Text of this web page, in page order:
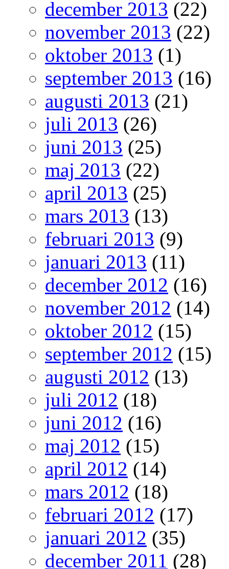
december 2013 (22)
november 2013 (22)
oktober 2013 (1)
september 2013 (16)
augusti 2013 (21)
juli 2013 (26)
juni 2013 (25)
maj 2013 (22)
april 2013 (25)
mars 2013 (13)
februari 2013 (9)
januari 2013 (11)
december 2012 (16)
november 2012 (14)
oktober 2012 (15)
september 2012 (15)
augusti 2012 (13)
juli 2012 (18)
juni 2012 (16)
maj 2012 (15)
april 2012 (14)
mars 2012 (18)
februari 2012 (17)
januari 2012 (35)
december 2011 (28)